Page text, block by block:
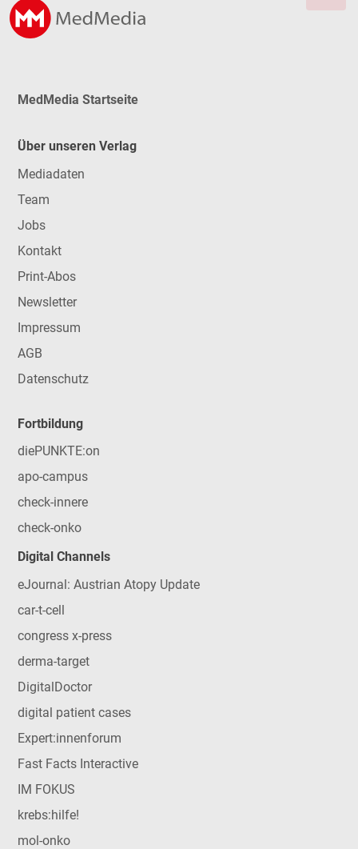
MedMedia Startseite
Über unseren Verlag
Mediadaten
Team
Jobs
Kontakt
Print-Abos
Newsletter
Impressum
AGB
Datenschutz
Fortbildung
diePUNKTE:on
apo-campus
check-innere
check-onko
Digital Channels
eJournal: Austrian Atopy Update
car-t-cell
congress x-press
derma-target
DigitalDoctor
digital patient cases
Expert:innenforum
Fast Facts Interactive
IM FOKUS
krebs:hilfe!
mol-onko